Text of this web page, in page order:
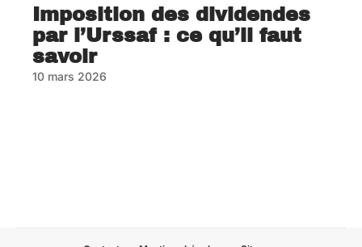
Imposition des dividendes
par l’Urssaf : ce qu’il faut
savoir
10 mars 2026